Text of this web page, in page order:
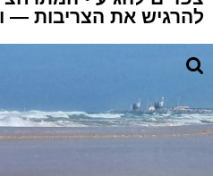
להרגיש את הצריבות —